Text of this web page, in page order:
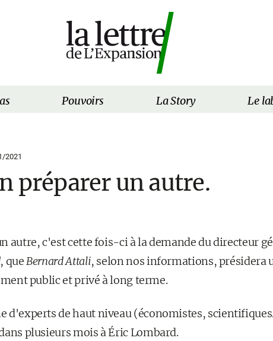
Pouvoirs La Story Le
2021
préparer un autre.
autre, c'est cette fois-ci à la demande du directeur
, queBernard Attali, selon nos informations, présidera
public et privé à long terme.
d'experts de haut niveau (économistes,
plusieurs mois à Éric Lombard.